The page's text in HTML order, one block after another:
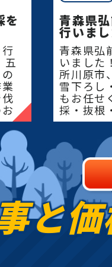
を
五
青森県
行いまし
青森県弘
いました
所川原市
雪下ろし
もお任せ
採・抜根
庭のこと
と